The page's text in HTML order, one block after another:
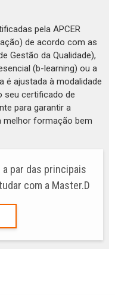
pela APCER
de acordo com as
Gestão da Qualidade),
(b-learning) ou a
é ajustada à modalidade
seu certificado de
para garantir a
melhor formação bem
par das principais
com a Master.D